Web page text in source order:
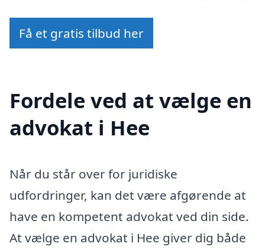
Få et gratis tilbud her
Fordele ved at vælge en
advokat i Hee
Når du står over for juridiske
udfordringer, kan det være afgørende at
have en kompetent advokat ved din side.
At vælge en advokat i Hee giver dig både